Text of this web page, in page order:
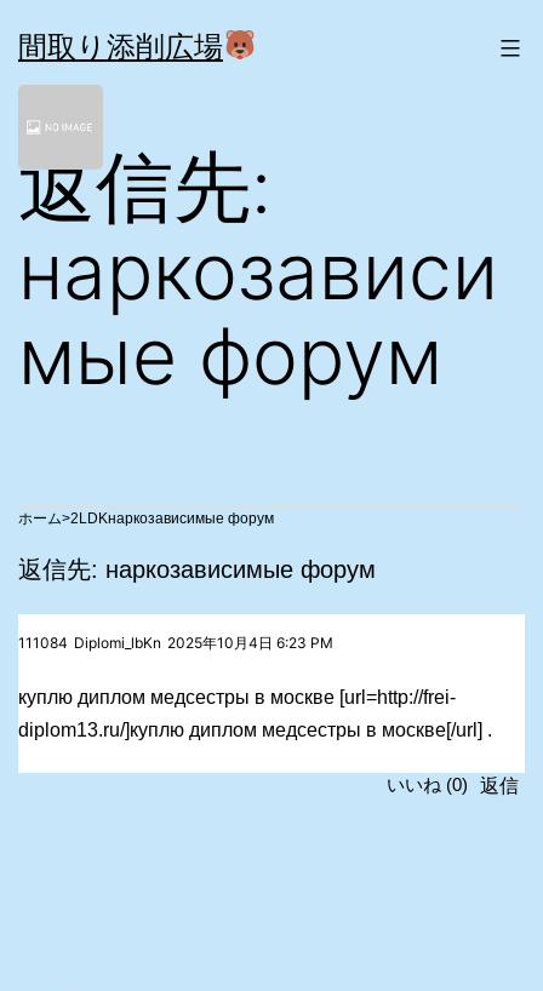
ン
テ
ン
間取り添削広場
返信先:
наркозависи
мые форум
>2LDKнаркозависимые форум
返信先: наркозависимые форум
111084 Diplomi_lbKn 2025年10月4日 6:23 PM
куплю диплом медсестры в москве [url=http://frei-
diplom13.ru/]куплю диплом медсестры в москве[/url] .
返信
いいね (0)